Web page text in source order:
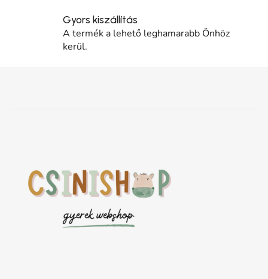
Gyors kiszállítás
A termék a lehető leghamarabb Önhöz
kerül.